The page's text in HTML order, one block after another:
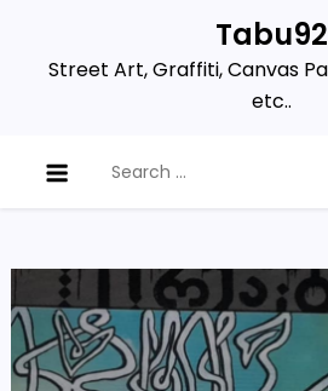
content
Tabu92
Street Art, Graffiti, Canvas
etc..
for: